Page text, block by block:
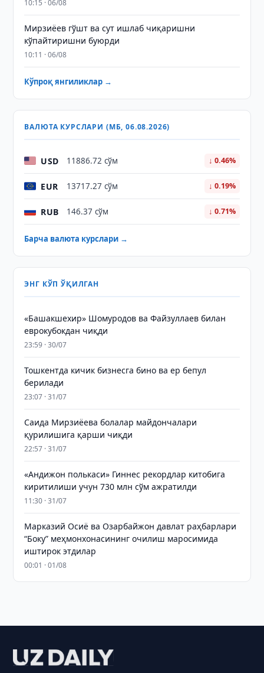
10:15 · 06/08
Мирзиёев гўшт ва сут ишлаб чиқаришни
кўпайтиришни буюрди
10:11 · 06/08
Кўпроқ янгиликлар →
ВАЛЮТА КУРСЛАРИ (МБ, 06.08.2026)
USD 11886.72 сўм ↓ 0.46%
EUR 13717.27 сўм ↓ 0.19%
RUB 146.37 сўм ↓ 0.71%
Барча валюта курслари →
ЭНГ КЎП ЎҚИЛГАН
«Башакшехир» Шомуродов ва Файзуллаев билан
еврокубокдан чиқди
23:59 · 30/07
Тошкентда кичик бизнесга бино ва ер бепул
берилади
23:07 · 31/07
Саида Мирзиёева болалар майдончалари
қурилишига қарши чиқди
22:57 · 31/07
«Андижон полькаси» Гиннес рекордлар китобига
киритилиши учун 730 млн сўм ажратилди
11:30 · 31/07
Марказий Осиё ва Озарбайжон давлат раҳбарлари
“Боку” меҳмонхонасининг очилиш маросимида
иштирок этдилар
00:01 · 01/08